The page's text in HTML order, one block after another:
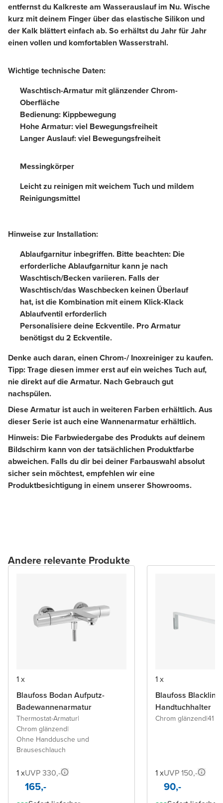
entfernst du Kalkreste am Wasserauslauf im Nu. Wische
kurz mit deinem Finger über das elastische Silikon und
der Kalk blättert einfach ab. So erhältst du Jahr für Jahr
einen vollen und komfortablen Wasserstrahl.
Wichtige technische Daten:
Waschtisch-Armatur mit glänzender Chrom-
Oberfläche
Bedienung: Kippbewegung
Hohe Armatur: viel Bewegungsfreiheit
Langer Auslauf: viel Bewegungsfreiheit
Messingkörper
Leicht zu reinigen mit weichem Tuch und mildem
Reinigungsmittel
Hinweise zur Installation:
Ablaufgarnitur inbegriffen. Bitte beachten: Die
erforderliche Ablaufgarnitur kann je nach
Waschtisch/Becken variieren. Falls der
Waschtisch/das Waschbecken keinen Überlauf
hat, ist die Kombination mit einem Klick-Klack
Ablaufventil erforderlich
Personalisiere deine Eckventile. Pro Armatur
benötigst du 2 Eckventile.
Denke auch daran, einen Chrom-/ Inoxreiniger zu kaufen.
Tipp: Trage diesen immer erst auf ein weiches Tuch auf,
nie direkt auf die Armatur. Nach Gebrauch gut
nachspülen.
Diese Armatur ist auch in weiteren Farben erhältlich. Aus
dieser Serie ist auch eine Wannenarmatur erhältlich.
Hinweis: Die Farbwiedergabe des Produkts auf deinem
Bildschirm kann von der tatsächlichen Produktfarbe
abweichen. Falls du dir bei deiner Farbauswahl absolut
sicher sein möchtest, empfehlen wir eine
Produktbesichtigung in einem unserer Showrooms.
Andere relevante Produkte
1 x
Blaufoss Bodan Aufputz-
Badewannenarmatur
Thermostat-Armatur|
Chrom glänzend|
Ohne Handdusche und
Brauseschlauch
1 xUVP 330,-
165,-
1 x
Blaufoss Blackline
Handtuchhalter
Chrom glänzend|41
1 xUVP 150,-
90,-